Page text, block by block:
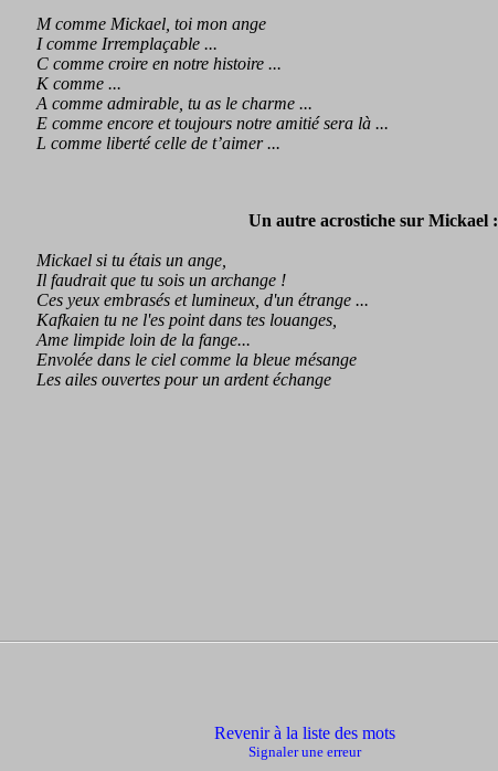
M comme Mickael, toi mon ange
I comme Irremplaçable ...
C comme croire en notre histoire ...
K comme ...
A comme admirable, tu as le charme ...
E comme encore et toujours notre amitié sera là ...
L comme liberté celle de t’aimer ...
Un autre acrostiche sur Mickael :
Mickael si tu étais un ange,
Il faudrait que tu sois un archange !
Ces yeux embrasés et lumineux, d'un étrange ...
Kafkaien tu ne l'es point dans tes louanges,
Ame limpide loin de la fange...
Envolée dans le ciel comme la bleue mésange
Les ailes ouvertes pour un ardent échange
Revenir à la liste des mots
Signaler une erreur